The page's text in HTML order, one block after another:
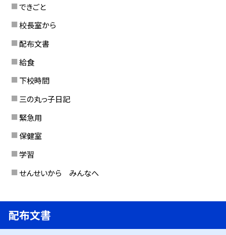
できごと
校長室から
配布文書
給食
下校時間
三の丸っ子日記
緊急用
保健室
学習
せんせいから みんなへ
配布文書